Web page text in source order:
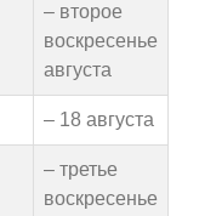
– второе
воскресенье
августа
– 18 августа
– третье
воскресенье